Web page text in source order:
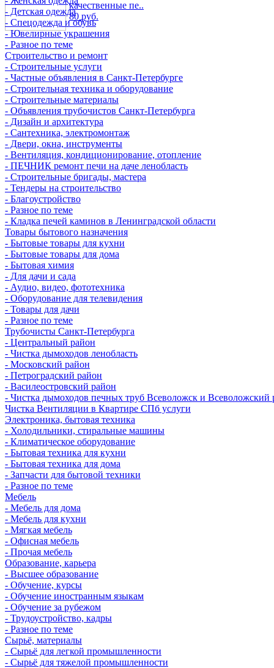
качественные пе..
80 руб.
- Детская одежда
- Спецодежда и обувь
- Ювелирные украшения
- Разное по теме
Строительство и ремонт
- Строительные услуги
- Частные объявления в Санкт-Петербурге
- Строительная техника и оборудование
- Строительные материалы
- Объявления трубочистов Санкт-Петербурга
- Дизайн и архитектура
- Сантехника, электромонтаж
- Двери, окна, инструменты
- Вентиляция, кондиционирование, отопление
- ПЕЧНИК ремонт печи на даче ленобласть
- Строительные бригады, мастера
- Тендеры на строительство
- Благоустройство
- Разное по теме
- Кладка печей каминов в Ленинградской области
Товары бытового назначения
- Бытовые товары для кухни
- Бытовые товары для дома
- Бытовая химия
- Для дачи и сада
- Аудио, видео, фототехника
- Оборудование для телевидения
- Товары для дачи
- Разное по теме
Трубочисты Санкт-Петербурга
- Центральный район
- Чистка дымоходов ленобласть
- Московский район
- Петроградский район
- Василеостровский район
- Чистка дымоходов печных труб Всеволожск и Всеволожский
Чистка Вентиляции в Квартире СПб услуги
Электроника, бытовая техника
- Холодильники, стиральные машины
- Климатическое оборудование
- Бытовая техника для кухни
- Бытовая техника для дома
- Запчасти для бытовой техники
- Разное по теме
Мебель
- Мебель для дома
- Мебель для кухни
- Мягкая мебель
- Офисная мебель
- Прочая мебель
Образование, карьера
- Высшее образование
- Обучение, курсы
- Обучение иностранным языкам
- Обучение за рубежом
- Трудоустройство, кадры
- Разное по теме
Сырьё, материалы
- Сырьё для легкой промышленности
- Сырьё для тяжелой промышленности